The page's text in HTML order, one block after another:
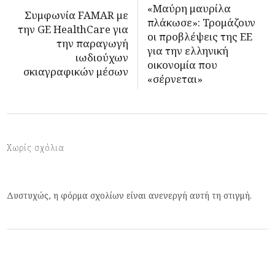
Συμφωνία FAMAR με
την GE HealthCare για
την παραγωγή
ιωδιούχων
σκιαγραφικών μέσων
«Μαύρη μαυρίλα
πλάκωσε»: Τρομάζουν
οι προβλέψεις της ΕΕ
για την ελληνική
οικονομία που
«σέρνεται»
Χωρίς σχόλια
Δυστυχώς, η φόρμα σχολίων είναι ανενεργή αυτή τη στιγμή.